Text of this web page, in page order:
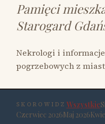
Pamięci
Starogard
Nekrologi i
pogrzebowych z
SKOROWIDZ Wszystkie
Czerwiec 2026Maj 2026